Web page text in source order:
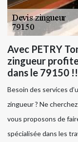
Avec PETRY
zingueur
dans le 79150 !!
Besoin des services
zingueur ? Ne
vous proposons de
spécialisée dans les